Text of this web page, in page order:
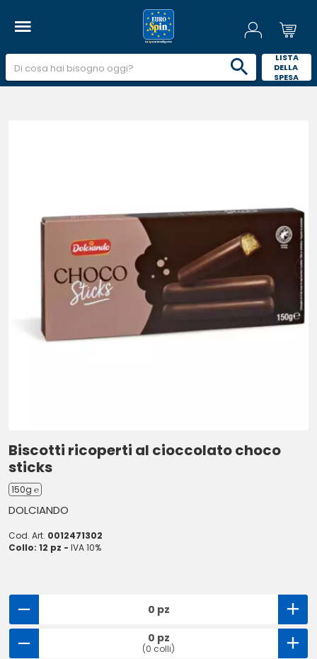
LISTA
DELLA
SPESA
Biscotti ricoperti al cioccolato choco
sticks
150g ℮
DOLCIANDO
Cod. Art. 0012471302
Collo: 12 pz - IVA 10%
0 pz
0 pz
(0 colli)